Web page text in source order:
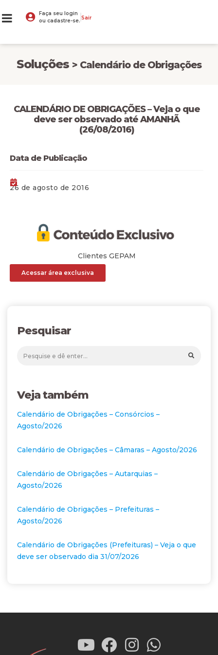
Faça seu login
ou cadastre-se. Sair
Soluções > Calendário de Obrigações
CALENDÁRIO DE OBRIGAÇÕES – Veja o que
deve ser observado até AMANHÃ
(26/08/2016)
Data de Publicação
26 de agosto de 2016
Clientes GEPAM
Acessar área exclusiva
Pesquisar
Veja também
Calendário de Obrigações – Consórcios –
Agosto/2026
Calendário de Obrigações – Câmaras – Agosto/2026
Calendário de Obrigações – Autarquias –
Agosto/2026
Calendário de Obrigações – Prefeituras –
Agosto/2026
Calendário de Obrigações (Prefeituras) – Veja o que
deve ser observado dia 31/07/2026